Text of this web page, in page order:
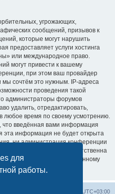
для
работы.
угрожающих,
сообщений, призывов к
которые могут нарушить
предоставляет услуги хостинга
или международное право.
могут привести к вашему
при этом ваш провайдер
мы сочтём это нужным. IP-адреса
проведения такой
администраторы форумов
удалить, отредактировать,
любое время по своему усмотрению.
что введённая вами информация
эта информация не будет открыта
ни администрация конференции
не может быть ответственна
к несанкционированному
UTC+03:00